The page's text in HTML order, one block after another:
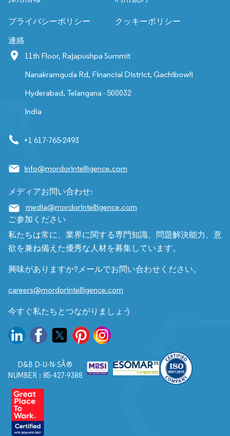
プライバシーポリシー クッキーポリシー
連絡
11th Floor, Rajapushpa Summit
Nanakramguda Rd, Financial District, Gachibowli
Hyderabad, Telangana - 500032
India
+1 617-765-2493
info@mordorintelligence.com
メディアお問い合わせ:
media@mordorintelligence.com
ご参加ください
私たちは常に、業界に関する専門知識、問題解決能力、意
欲を兼ね備えた優秀な人材を募集しています。
興味がありますか?メールでお問い合わせください。
careers@mordorintelligence.com
今すぐ私たちとつながりましょう
D&B D-U-N-SÂ®
NUMBER : 85-427-9388